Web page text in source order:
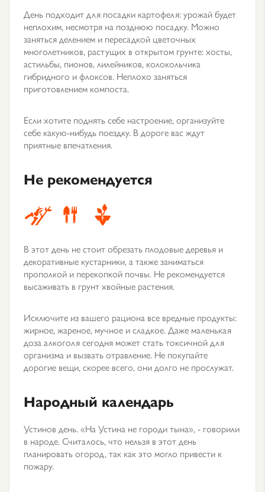
День подходит для посадки картофеля: урожай будет
неплохим, несмотря на позднюю посадку. Можно
заняться делением и пересадкой цветочных
многолетников, растущих в открытом грунте: хосты,
астильбы, пионов, лилейников, колокольчика
гибридного и флоксов. Неплохо заняться
приготовлением компоста.
Если хотите поднять себе настроение, организуйте
себе какую-нибудь поездку. В дороге вас ждут
приятные впечатления.
Не рекомендуется
В этот день не стоит обрезать плодовые деревья и
декоративные кустарники, а также заниматься
прополкой и перекопкой почвы. Не рекомендуется
высаживать в грунт хвойные растения.
Исключите из вашего рациона все вредные продукты:
жирное, жареное, мучное и сладкое. Даже маленькая
доза алкоголя сегодня может стать токсичной для
организма и вызвать отравление. Не покупайте
дорогие вещи, скорее всего, они долго не прослужат.
Народный календарь
Устинов день. «На Устина не городи тына», - говорили
в народе. Считалось, что нельзя в этот день
планировать огород, так как это могло привести к
пожару.